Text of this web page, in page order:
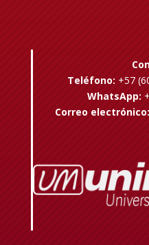
Teléfono: +57
WhatsApp:
Correo electrónico: